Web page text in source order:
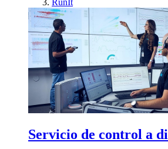
Servicio de control a